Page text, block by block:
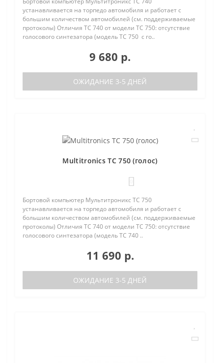
устанавливается на торпедо автомобиля и работает с
большим количеством автомобилей (см. поддерживаемые
протоколы) Отличия TC 740 от модели TC 750: отсутствие
голосового синтезатора (модель TC 750 с го..
9 680 р.
ОЖИДАНИЕ 3-5 ДНЕЙ
Multitronics TC 750 (голос)
Бортовой компьютер Мультитроникс TC 750
устанавливается на торпедо автомобиля и работает с
большим количеством автомобилей (см. поддерживаемые
протоколы) Отличия TC 740 от модели TC 750: отсутствие
голосового синтезатора (модель TC 740 ..
11 690 р.
ОЖИДАНИЕ 3-5 ДНЕЙ